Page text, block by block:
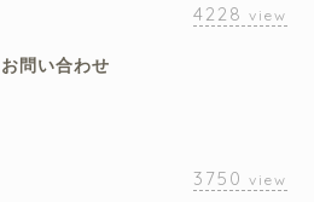
4228 view
お問い合わせ
3750 view